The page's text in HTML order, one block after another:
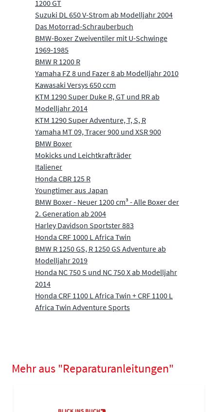
1200 GT
Suzuki DL 650 V-Strom ab Modelljahr 2004
Das Motorrad-Schrauberbuch
BMW-Boxer Zweiventiler mit U-Schwinge
1969-1985
BMW R 1200 R
Yamaha FZ 8 und Fazer 8 ab Modelljahr 2010
Kawasaki Versys 650 ccm
KTM 1290 Super Duke R, GT und RR ab
Modelljahr 2014
KTM 1290 Super Adventure, T, S, R
Yamaha MT 09, Tracer 900 und XSR 900
BMW Boxer
Mokicks und Leichtkrafträder
Italiener
Honda CBR 125 R
Youngtimer aus Japan
BMW Boxer - Neuer 1200 cm³ - Alle Boxer der
2. Generation ab 2004
Harley Davidson Sportster 883
Honda CRF 1000 L Africa Twin
BMW R 1250 GS, R 1250 GS Adventure ab
Modelljahr 2019
Honda NC 750 S und NC 750 X ab Modelljahr
2014
Honda CRF 1100 L Africa Twin + CRF 1100 L
Africa Twin Adventure Sports
Mehr aus "Reparaturanleitungen"